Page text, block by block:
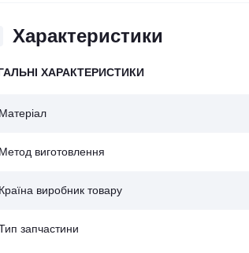
Характеристики
ХАРАКТЕРИСТИКИ
Матеріал
Метод виготовлення
Країна виробник товару
запчастини